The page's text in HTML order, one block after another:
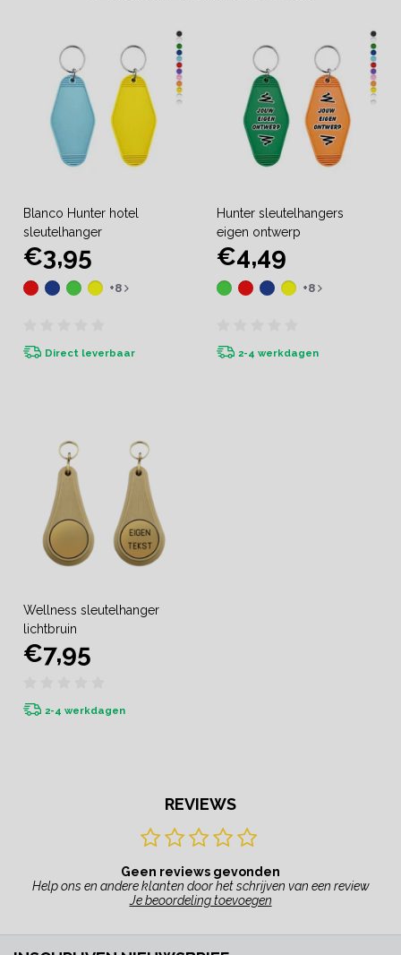
Blanco Hunter hotel
sleutelhanger
€3,95
+8
Direct leverbaar
Hunter sleutelhangers
eigen ontwerp
€4,49
+8
2-4 werkdagen
Wellness sleutelhanger
lichtbruin
€7,95
2-4 werkdagen
REVIEWS
Geen reviews gevonden
Help ons en andere klanten door het schrijven van een review
Je beoordeling toevoegen